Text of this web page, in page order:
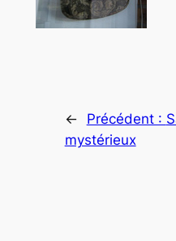
← Précédent :
mystérieux